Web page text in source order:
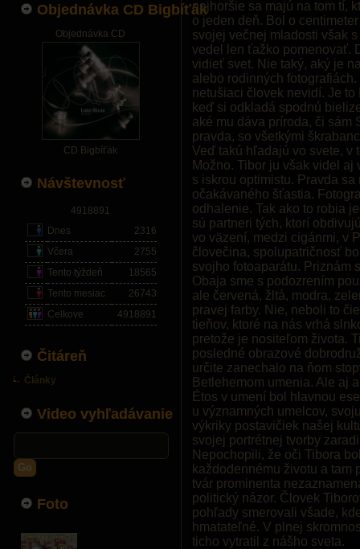
Objednávka CD Bigbíťák
Objednávka CD
CD Bigbíťák
Návštevnosť
4918891
Dnes
2316
Včera
2755
Tento týždeň
18565
Tento mesiac
26743
Celkove
4918891
Čitáreň
Články
Video vyhľadávanie
Go
Foto
najhoršie sa majú na tom tí,
o jeden deň. Bol o
svojej večnej mladosti však
vedel len ťažko pomenovať.
vidieť svet. Nie taký, aký je
alebo rodinných
netušiaci človek nevidí. Je
keď si odkladá spodnú
aké mu dáva príroda, či sám
pravda, so všetkými
Veď takú hľadajú vo svete, v
Možno. Tibor ju však videl
s iskrou optimistu. Pravda
očakávaného šťastia.
odhalenie. Tak ako to robia
sú partneri tých, ktorí
vo väzení, medzi cigánmi, v
človečina, spolupatričnosť
svojho fotoaparátu. Priznám
Obaja sme s podozrením
ale červená, žltá, modra,
pravej farby. Nie, neboli to
tieňov, ktoré na nás vrhá
pretože je nositeľom života.
posledné obrazové
určite zanechalo na ňom
Betlehemom umenia. Ale aj
Étos v umení bol hlavnou
u významných umelcov,
výkriky postavičiek našej
svojej portrétnej tvorby
Nepochopili, že oči Tibora
každodennému životu a tam
tvár prominenta
politický názor. Človek
pohľady smerovali všade,
hmatateľné. V plnej
ticho vytratil z nášho sveta.